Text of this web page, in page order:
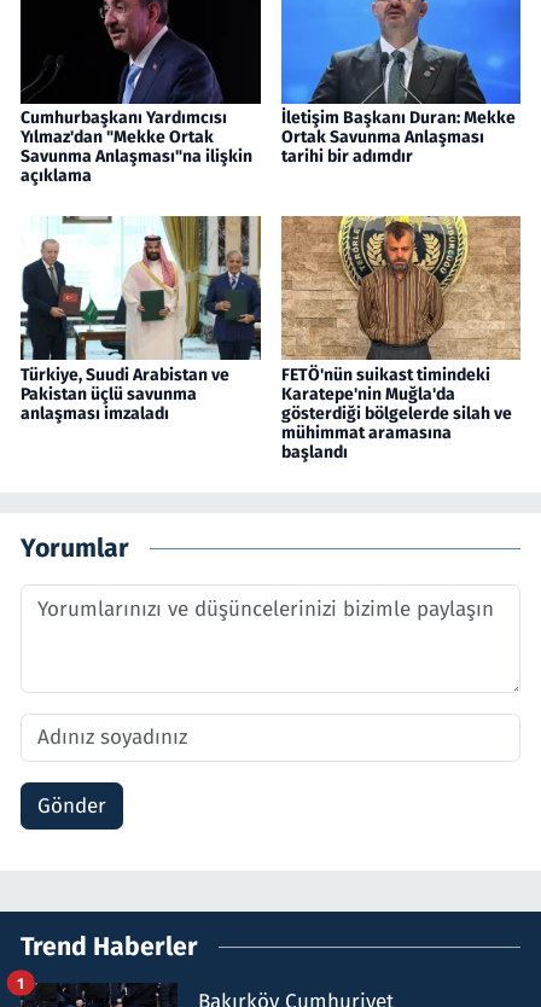
Cumhurbaşkanı Yardımcısı
Yılmaz'dan "Mekke Ortak
Savunma Anlaşması"na ilişkin
açıklama
İletişim Başkanı Duran: Mekke
Ortak Savunma Anlaşması
tarihi bir adımdır
Türkiye, Suudi Arabistan ve
Pakistan üçlü savunma
anlaşması imzaladı
FETÖ'nün suikast timindeki
Karatepe'nin Muğla'da
gösterdiği bölgelerde silah ve
mühimmat aramasına
başlandı
Yorumlar
Gönder
Trend Haberler
1